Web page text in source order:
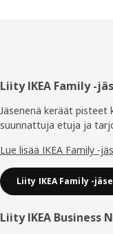
Alatunniste
Liity IKEA Family -
Jäsenenä keräät
suunnattuja etuja ja
Lue lisää IKEA Family -
Liity IKEA Family -
Liity IKEA Business